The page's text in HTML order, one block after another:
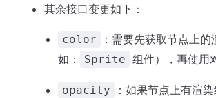
其余接口变更如下：
color
：需要先获取节点上
如：
Sprite 组件），再使用
opacity
：如果节点上有渲